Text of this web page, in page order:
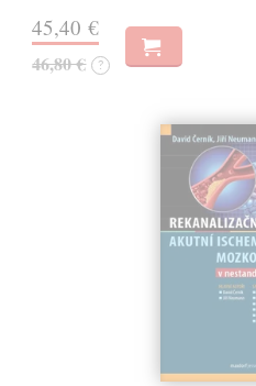
45,40 €
46,80 € ?